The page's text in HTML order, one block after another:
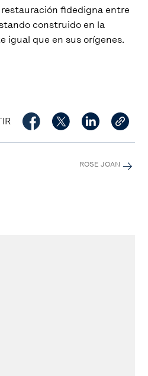
fidedigna entre
construido en la
igual que en sus orígenes.
ROSE JOAN